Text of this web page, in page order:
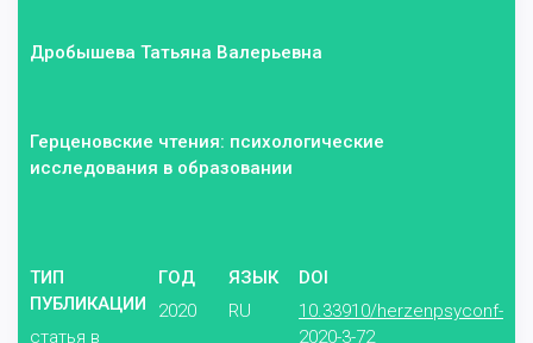
Дробышева Татьяна Валерьевна
Герценовские чтения: психологические
исследования в образовании
ТИП
ПУБЛИКАЦИИ
статья в
ГОД
2020
ЯЗЫК
RU
DOI
10.33910/herzenpsyconf-
2020-3-72